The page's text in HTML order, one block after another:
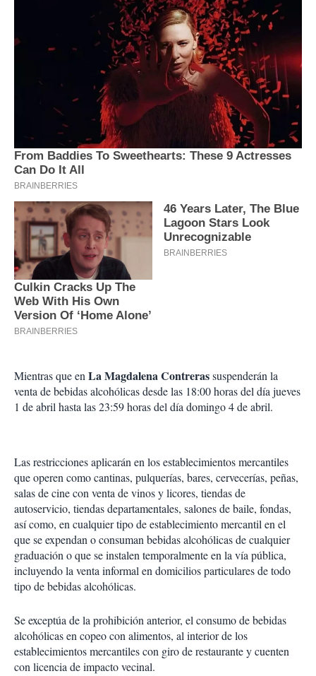
Mientras que enLa Magdalena Contrerassuspenderán la
venta de bebidas alcohólicas desde las 18:00 horas del día jueves
1 de abril hasta las 23:59 horas del día domingo 4 de abril.
Las restricciones aplicarán en los establecimientos mercantiles
que operen como cantinas, pulquerías, bares, cervecerías, peñas,
salas de cine con venta de vinos y licores, tiendas de
autoservicio, tiendas departamentales, salones de baile, fondas,
así como, en cualquier tipo de establecimiento mercantil en el
que se expendan o consuman bebidas alcohólicas de cualquier
graduación o que se instalen temporalmente en la vía pública,
incluyendo la venta informal en domicilios particulares de todo
tipo de bebidas alcohólicas.
Se exceptúa de la prohibición anterior, el consumo de bebidas
alcohólicas en copeo con alimentos, al interior de los
establecimientos mercantiles con giro de restaurante y cuenten
con licencia de impacto vecinal.